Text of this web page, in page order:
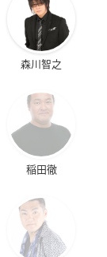
森川智之
稲田徹